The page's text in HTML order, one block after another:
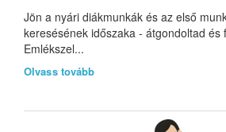
Jön a nyári diákmunkák és az első
keresésének időszaka - átgondoltad
Emlékszel...
Olvass tovább